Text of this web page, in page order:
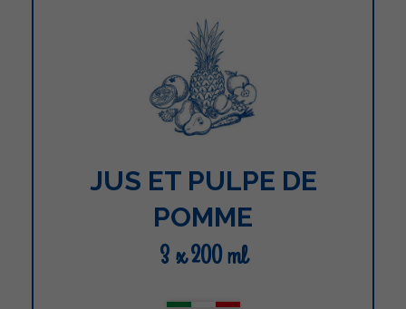
JUS ET PULPE DE
POMME
3 x 200 ml